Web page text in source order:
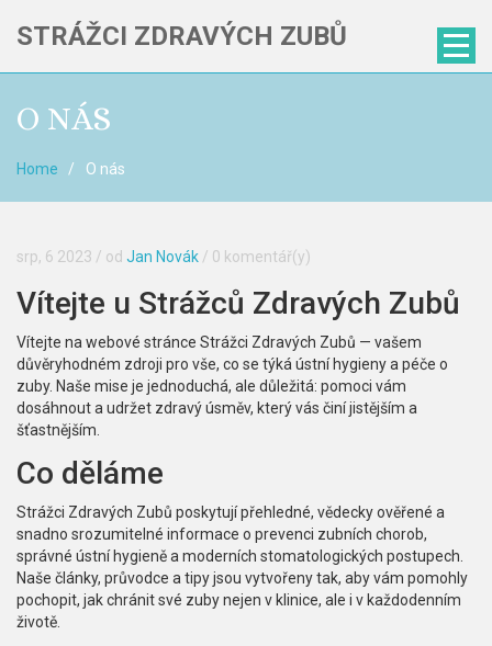
STRÁŽCI ZDRAVÝCH ZUBŮ
O NÁS
Home O nás
srp, 6 2023 / od Jan Novák / 0 komentář(y)
Vítejte u Strážců Zdravých Zubů
Vítejte na webové stránce Strážci Zdravých Zubů — vašem
důvěryhodném zdroji pro vše, co se týká ústní hygieny a péče o
zuby. Naše mise je jednoduchá, ale důležitá: pomoci vám
dosáhnout a udržet zdravý úsměv, který vás činí jistějším a
šťastnějším.
Co děláme
Strážci Zdravých Zubů poskytují přehledné, vědecky ověřené a
snadno srozumitelné informace o prevenci zubních chorob,
správné ústní hygieně a moderních stomatologických postupech.
Naše články, průvodce a tipy jsou vytvořeny tak, aby vám pomohly
pochopit, jak chránit své zuby nejen v klinice, ale i v každodenním
životě.